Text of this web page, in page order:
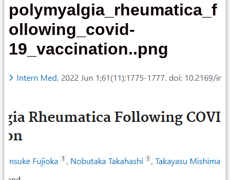
polymyalgia_rheumatica_f
ollowing_covid-
19_vaccination..png